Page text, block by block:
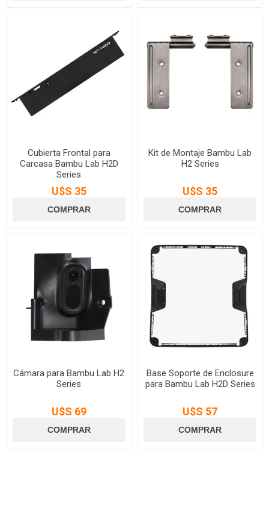
Cubierta Frontal para
Carcasa Bambu Lab H2D
Series
U$S 35
Kit de Montaje Bambu Lab
H2 Series
U$S 35
Cámara para Bambu Lab H2
Series
U$S 69
Base Soporte de Enclosure
para Bambu Lab H2D Series
U$S 57